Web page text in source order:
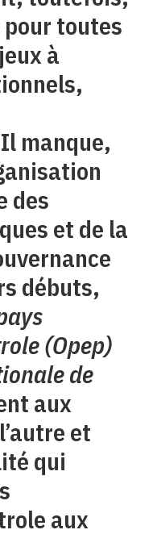
toutes
à
manque,
des
et de la
débuts,
(Opep)
de
aux
et
qui
aux